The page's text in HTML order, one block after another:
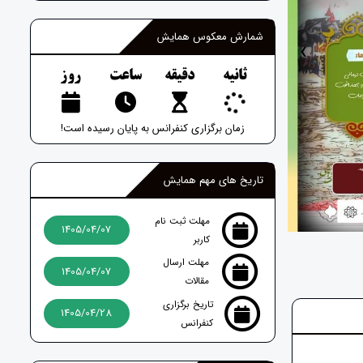
‹ شمارش معکوس همایش
ثانیه دقیقه ساعت روز
زمان برگزاری کنفرانس به پایان رسیده است!
تاریخ های مهم همایش
مهلت ثبت نام
کاربر
1405/04/07
مهلت ارسال
مقالات
1405/04/07
تاریخ برگزاری
کنفرانس
1405/04/28